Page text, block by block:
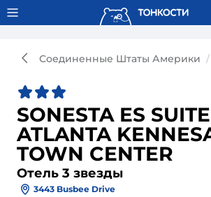
Тонкости используют сookie-файлы.
Соединенные Штаты Америки
SONESTA ES
ATLANTA
TOWN CENTER
Отель 3 звезды
3443 Busbee Drive